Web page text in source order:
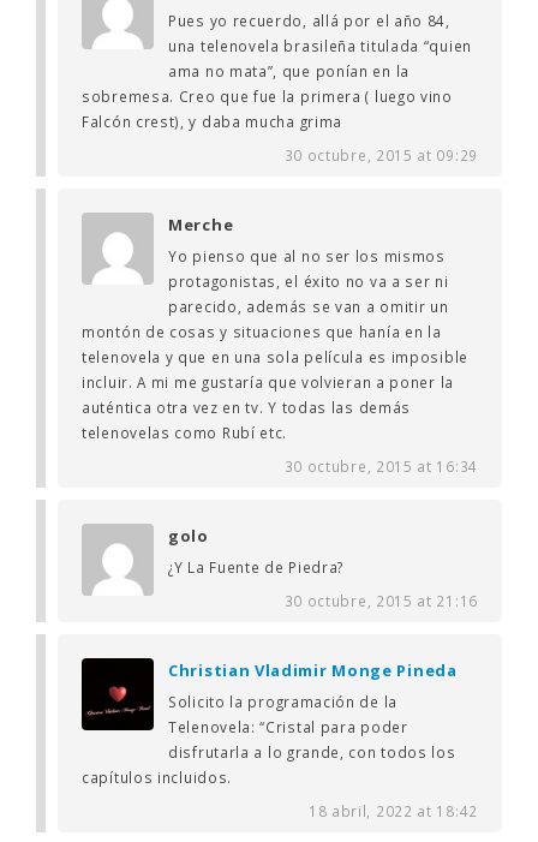
Pues yo recuerdo, allá por el año 84,
una telenovela brasileña titulada “quien
ama no mata”, que ponían en la
sobremesa. Creo que fue la primera ( luego vino
Falcón crest), y daba mucha grima
30 octubre, 2015 at 09:29
Merche
Yo pienso que al no ser los mismos
protagonistas, el éxito no va a ser ni
parecido, además se van a omitir un
montón de cosas y situaciones que hanía en la
telenovela y que en una sola película es imposible
incluir. A mi me gustaría que volvieran a poner la
auténtica otra vez en tv. Y todas las demás
telenovelas como Rubí etc.
30 octubre, 2015 at 16:34
golo
¿Y La Fuente de Piedra?
30 octubre, 2015 at 21:16
Christian Vladimir Monge Pineda
Solicito la programación de la
Telenovela: “Cristal para poder
disfrutarla a lo grande, con todos los
capítulos incluidos.
18 abril, 2022 at 18:42